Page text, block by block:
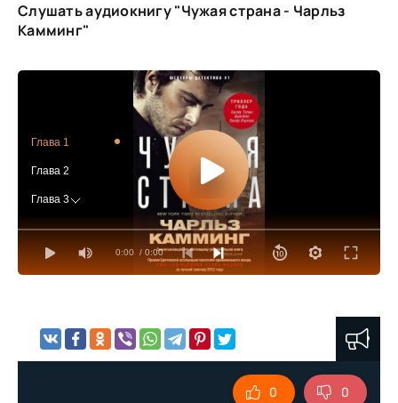
Слушать аудиокнигу "Чужая страна - Чарльз
Камминг"
0:00 / 0:00
Глава 1
Глава 2
Глава 3
Глава 4
Глава 5
Глава 8
0 0